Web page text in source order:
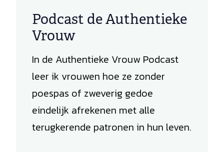
Podcast de Authentieke
Vrouw
In de Authentieke Vrouw Podcast
leer ik vrouwen hoe ze zonder
poespas of zweverig gedoe
eindelijk afrekenen met alle
terugkerende patronen in hun leven.